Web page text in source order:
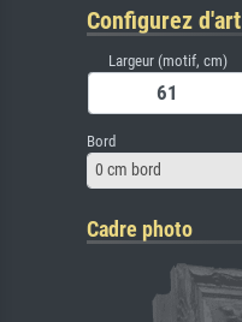
Configurez d'art
Largeur (motif, cm)
Bord
0 cm bord
Cadre photo